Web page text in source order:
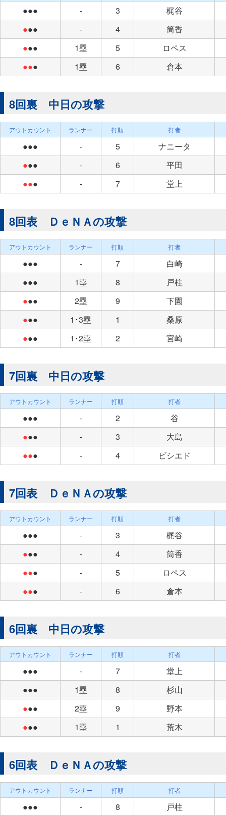
●●● - 3
梶谷
●●● - 4
筒香
●●● 1塁 5
ロペス
●●● 1塁 6 倉本
8回裏 中日の攻撃
アウトカウント ランナー 打順 打者
●●● - 5
ナニータ
●●● - 6
平田
●●● - 7 堂上
8回表 ＤｅＮＡの攻撃
アウトカウント ランナー 打順 打者
●●● - 7
白崎
●●●
1塁 8
戸柱
●●● 2塁 9
下園
●●● 1･3塁 1
桑原
●●● 1･2塁 2 宮崎
7回裏 中日の攻撃
アウトカウント ランナー 打順 打者
●●● - 2
谷
●●● - 3
大島
●●● - 4 ビシエド
7回表 ＤｅＮＡの攻撃
アウトカウント ランナー 打順 打者
●●● - 3
梶谷
●●● - 4
筒香
●●● - 5
ロペス
●●● - 6 倉本
6回裏 中日の攻撃
アウトカウント ランナー 打順 打者
●●● - 7
堂上
●●●
1塁 8
杉山
●●● 2塁 9
野本
●●● 1塁 1 荒木
6回表 ＤｅＮＡの攻撃
アウトカウント ランナー 打順 打者
●●● - 8
戸柱